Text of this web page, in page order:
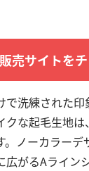
販売サイトを
で洗練された
クな起毛生地
。ノーカラーデ
広がるAライン